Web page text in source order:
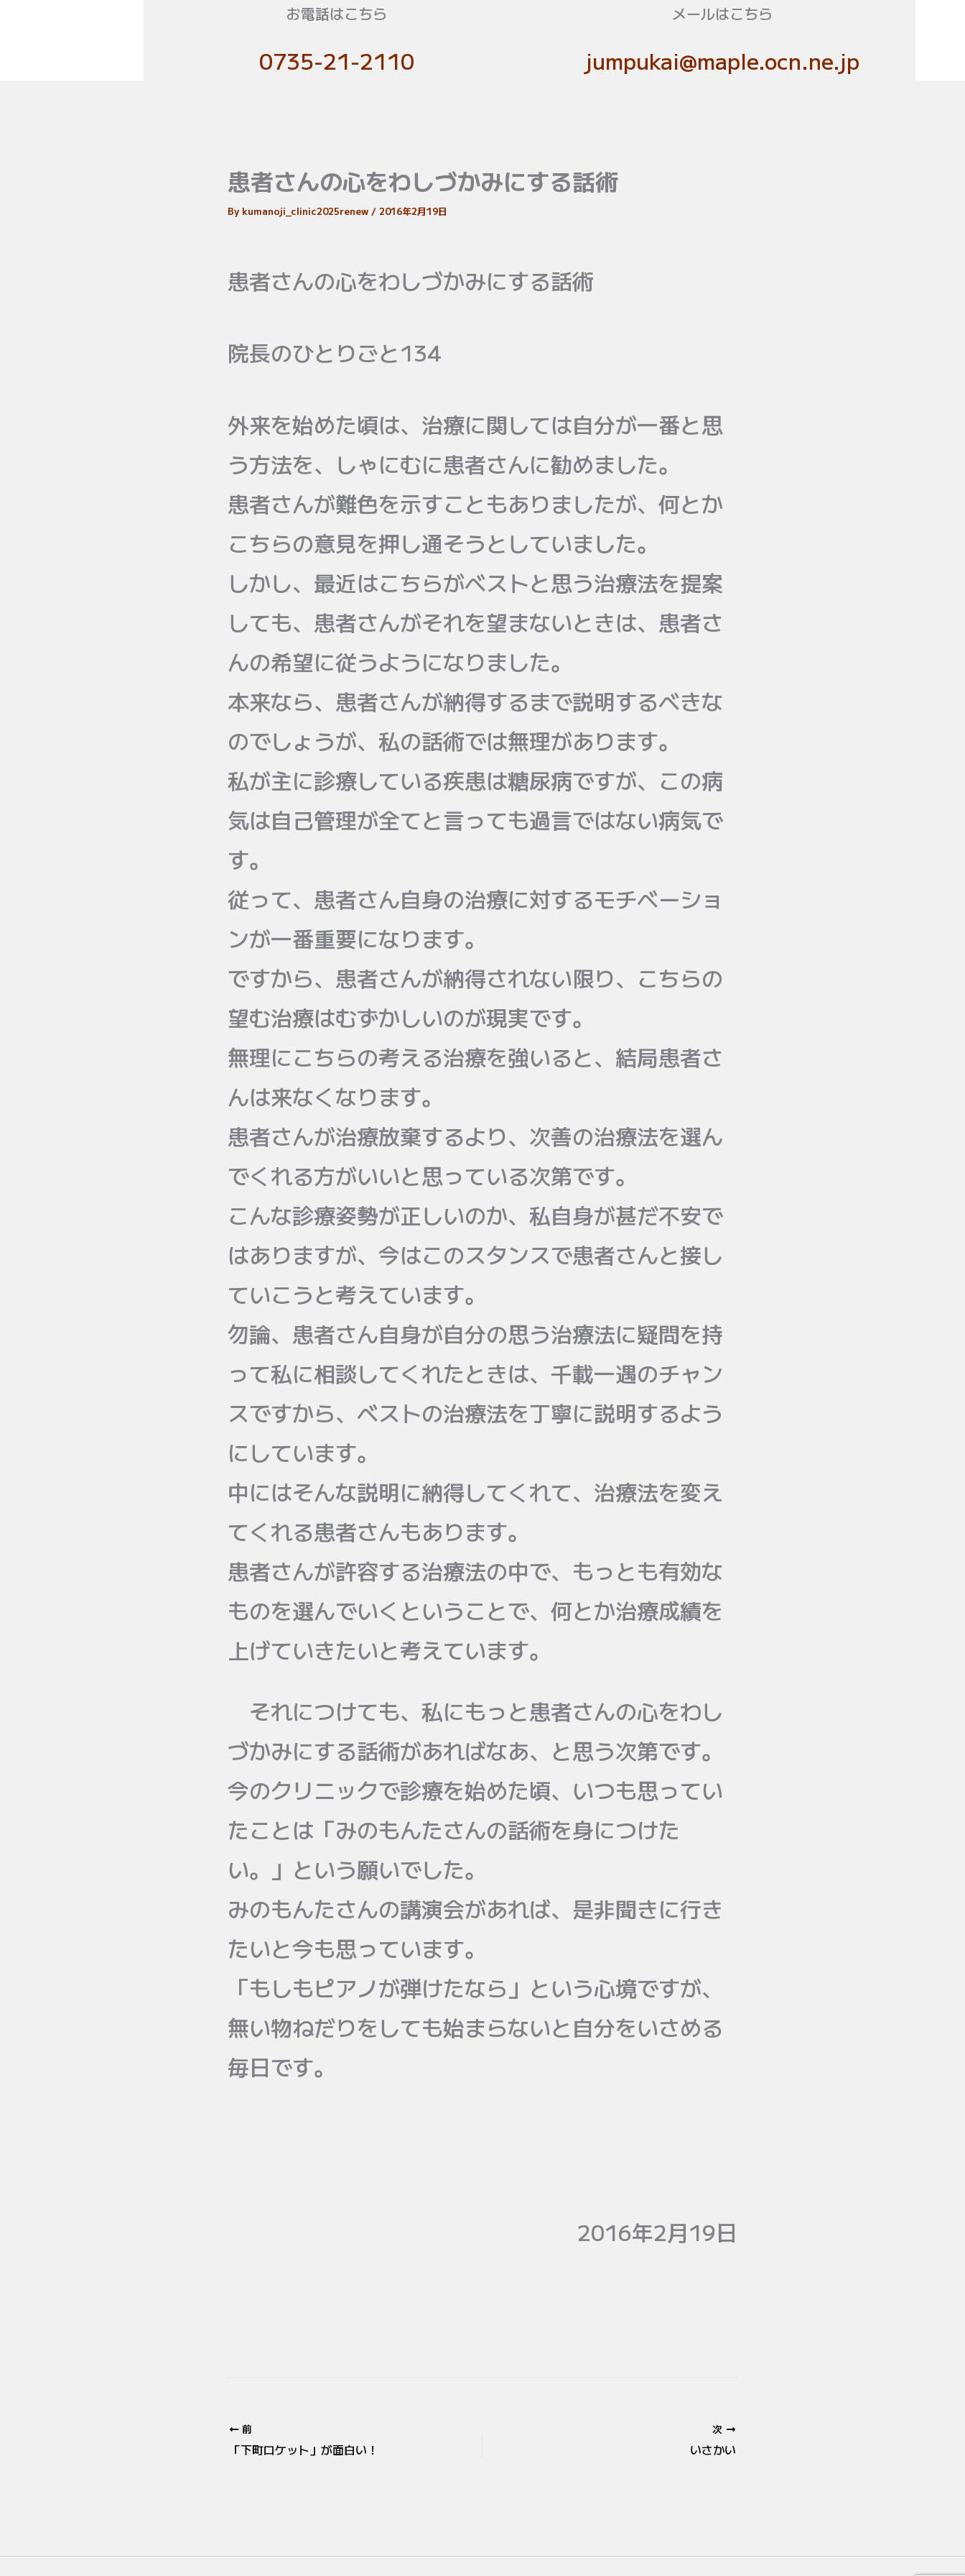
お電話はこちら
0735-21-2110
メールはこちら
jumpukai@maple.ocn.ne.jp
患者さんの心をわしづかみにする話術
By kumanoji_clinic2025renew / 2016年2月19日
患者さんの心をわしづかみにする話術
院長のひとりごと134
外来を始めた頃は、治療に関しては自分が一番と思
う方法を、しゃにむに患者さんに勧めました。
患者さんが難色を示すこともありましたが、何とか
こちらの意見を押し通そうとしていました。
しかし、最近はこちらがベストと思う治療法を提案
しても、患者さんがそれを望まないときは、患者さ
んの希望に従うようになりました。
本来なら、患者さんが納得するまで説明するべきな
のでしょうが、私の話術では無理があります。
私が主に診療している疾患は糖尿病ですが、この病
気は自己管理が全てと言っても過言ではない病気で
す。
従って、患者さん自身の治療に対するモチベーショ
ンが一番重要になります。
ですから、患者さんが納得されない限り、こちらの
望む治療はむずかしいのが現実です。
無理にこちらの考える治療を強いると、結局患者さ
んは来なくなります。
患者さんが治療放棄するより、次善の治療法を選ん
でくれる方がいいと思っている次第です。
こんな診療姿勢が正しいのか、私自身が甚だ不安で
はありますが、今はこのスタンスで患者さんと接し
ていこうと考えています。
勿論、患者さん自身が自分の思う治療法に疑問を持
って私に相談してくれたときは、千載一遇のチャン
スですから、ベストの治療法を丁寧に説明するよう
にしています。
中にはそんな説明に納得してくれて、治療法を変え
てくれる患者さんもあります。
患者さんが許容する治療法の中で、もっとも有効な
ものを選んでいくということで、何とか治療成績を
上げていきたいと考えています。
それにつけても、私にもっと患者さんの心をわし
づかみにする話術があればなあ、と思う次第です。
今のクリニックで診療を始めた頃、いつも思ってい
たことは「みのもんたさんの話術を身につけた
い。」という願いでした。
みのもんたさんの講演会があれば、是非聞きに行き
たいと今も思っています。
「もしもピアノが弾けたなら」という心境ですが、
無い物ねだりをしても始まらないと自分をいさめる
毎日です。
2016年2月19日
前
「下町ロケット」が面白い！
次
いさかい